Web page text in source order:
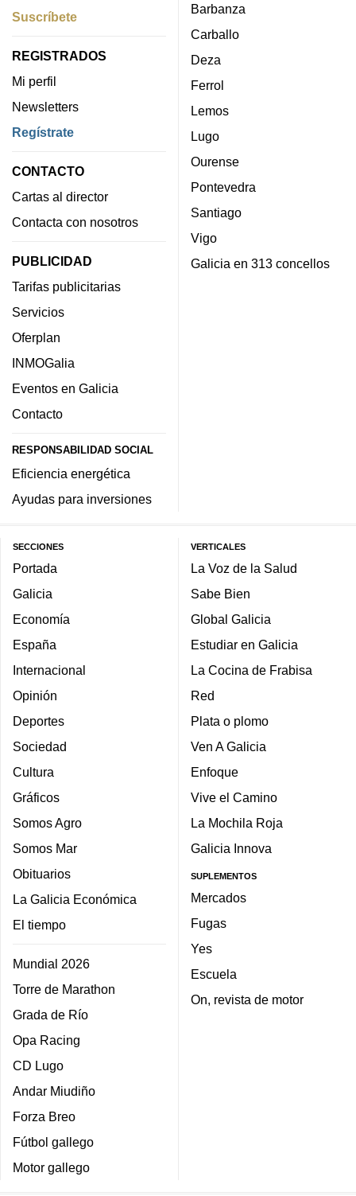
Suscríbete
REGISTRADOS
Mi perfil
Newsletters
Regístrate
CONTACTO
Cartas al director
Contacta con nosotros
PUBLICIDAD
Tarifas publicitarias
Servicios
Oferplan
INMOGalia
Eventos en Galicia
Contacto
RESPONSABILIDAD SOCIAL
Eficiencia energética
Ayudas para inversiones
Barbanza
Carballo
Deza
Ferrol
Lemos
Lugo
Ourense
Pontevedra
Santiago
Vigo
Galicia en 313 concellos
SECCIONES
Portada
Galicia
Economía
España
Internacional
Opinión
Deportes
Sociedad
Cultura
Gráficos
Somos Agro
Somos Mar
Obituarios
La Galicia Económica
El tiempo
Mundial 2026
Torre de Marathon
Grada de Río
Opa Racing
CD Lugo
Andar Miudiño
Forza Breo
Fútbol gallego
Motor gallego
VERTICALES
La Voz de la Salud
Sabe Bien
Global Galicia
Estudiar en Galicia
La Cocina de Frabisa
Red
Plata o plomo
Ven A Galicia
Enfoque
Vive el Camino
La Mochila Roja
Galicia Innova
SUPLEMENTOS
Mercados
Fugas
Yes
Escuela
On, revista de motor